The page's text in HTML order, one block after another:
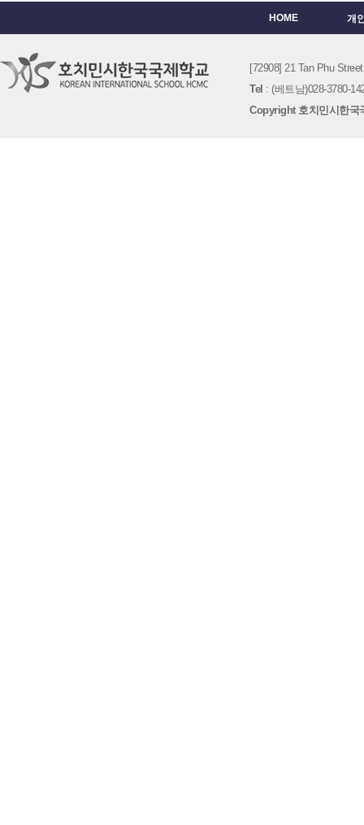
HOME 개
[72908] 21 Tan Phu
Tel : (베트남)028-3780-
Copyright 호치민시한국